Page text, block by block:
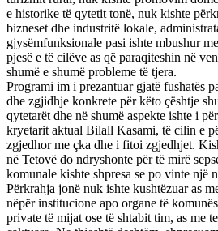
e historike të qytetit tonë, nuk kishte
bizneset dhe industritë lokale,
gjysëmfunksionale pasi ishte mbushur
pjesë e të cilëve as që paraqiteshin në
shumë e shumë probleme të tjera.
Programi im i prezantuar gjatë fushatës
dhe zgjidhje konkrete për këto çështje
qytetarët dhe në shumë aspekte ishte i
kryetarit aktual Bilall Kasami, të cilin e
zgjedhor me çka dhe i fitoi zgjedhjet.
në Tetovë do ndryshonte për të mirë
komunale kishte shpresa se po vinte një
Përkrahja jonë nuk ishte kushtëzuar as
nëpër institucione apo organe të
private të mijat ose të shtabit tim, as me